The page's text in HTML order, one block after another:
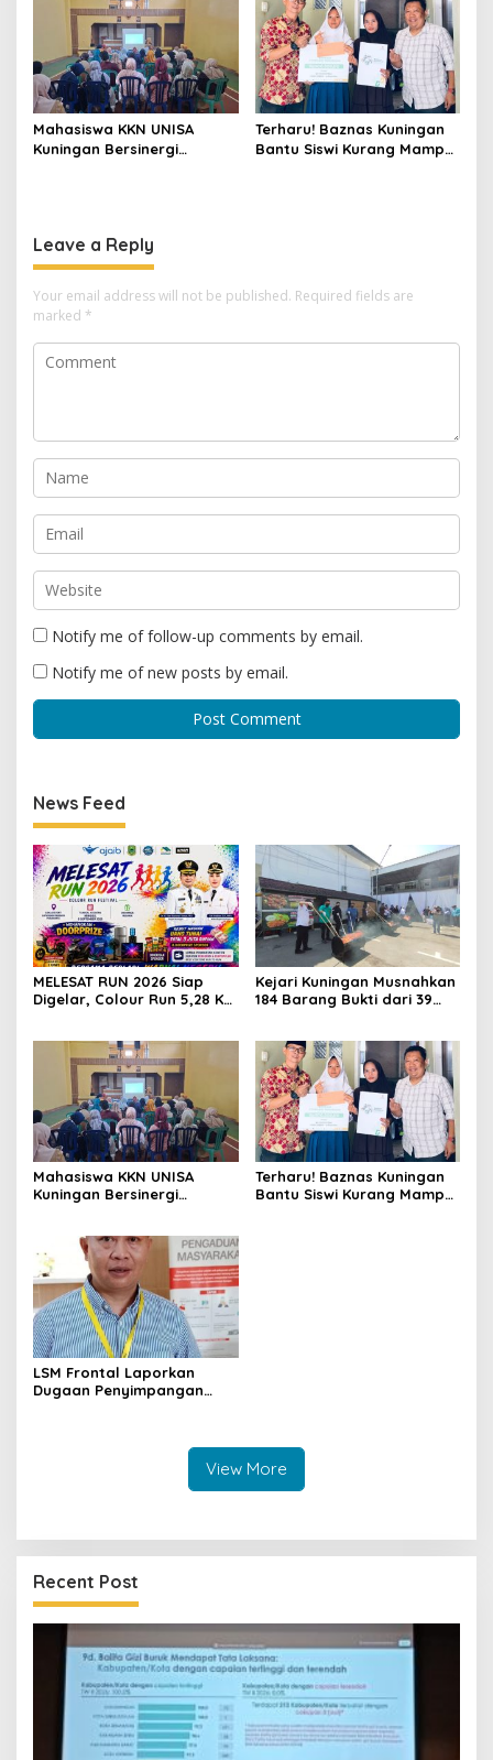
Digunakan Lagi
Mahasiswa KKN UNISA
Kuningan Bersinergi
Terharu! Baznas Kuningan
Bantu Siswi Kurang Mampu
Leave a Reply
Your email address will not be published. Required fields are
marked *
Notify me of follow-up comments by email.
Notify me of new posts by email.
News Feed
MELESAT RUN 2026 Siap
Digelar, Colour Run 5,28 Km
Kejari Kuningan Musnahkan
184 Barang Bukti dari 39
Digunakan Lagi
Mahasiswa KKN UNISA
Kuningan Bersinergi
ASI, Cegah Stunting hingga
Perawatan Lansia
Terharu! Baznas Kuningan
Bantu Siswi Kurang Mampu
LSM Frontal Laporkan
Dugaan Penyimpangan
View More
Recent Post